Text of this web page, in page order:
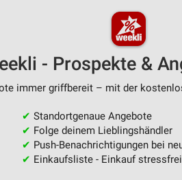
- Prospekte &
immer griffbereit – mit der
✔ Standortgenaue Angebote
✔ Folge deinem Lieblingshändler
✔ Push-Benachrichtigungen bei
✔ Einkaufsliste - Einkauf